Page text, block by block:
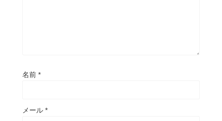
名前 *
メール *